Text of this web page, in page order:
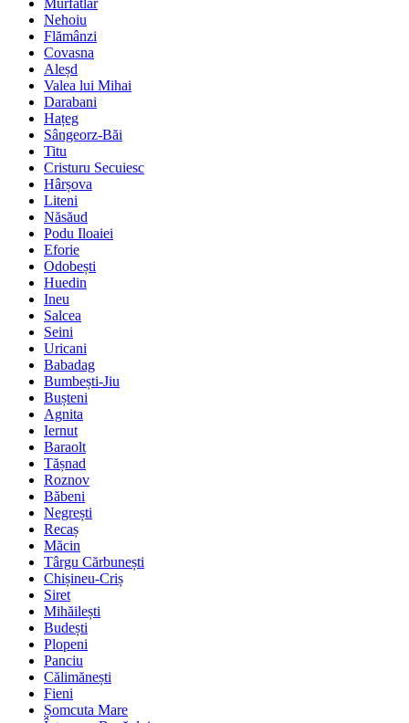
Murfatlar
Nehoiu
Flămânzi
Covasna
Aleșd
Valea lui Mihai
Darabani
Hațeg
Sângeorz-Băi
Titu
Cristuru Secuiesc
Hârșova
Liteni
Năsăud
Podu Iloaiei
Eforie
Odobești
Huedin
Ineu
Salcea
Seini
Uricani
Babadag
Bumbești-Jiu
Bușteni
Agnita
Iernut
Baraolt
Tășnad
Roznov
Băbeni
Negrești
Recaș
Măcin
Târgu Cărbunești
Chișineu-Criș
Siret
Mihăilești
Budești
Plopeni
Panciu
Călimănești
Fieni
Șomcuta Mare